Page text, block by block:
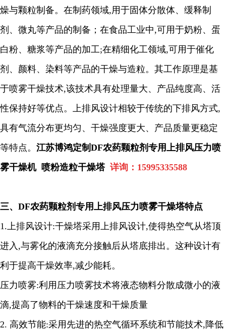
燥与颗粒制备。在制药领域,用于固体分散体、缓释制
剂、微丸等产品的制备 ； 在食品工业中,可用于奶粉、蛋
白粉、糖浆等产品的加工;在精细化工领域,可用于催化
剂、颜料、染料等产品的干燥与造粒。其工作原理是基
于喷雾干燥技术,该技术具有处理量大、产品纯度高、活
性保持好等优点。上排风设计相较于传统的下排风方式,
具有气流分布更均匀、 干燥强度更大、产品质量更稳定
等特点。 江苏博鸿定制DF农药颗粒剂专用上排风压力喷
雾干燥机 喷粉造粒干燥塔 详询： 15995335588
三、 DF农药颗粒剂专用上排风压力喷雾干燥塔特点
1.上排风设计:干燥塔采用上排风设计,使得热空气从塔顶
进入 ,与雾化的液滴充分接触后从塔底排出。这种设计有
利于提高干燥效率,减少能耗。
压力喷雾:利用压力喷雾技术将液态物料分散成微小的液
滴,提高了物料的干燥速度和干燥质量
2. 高效节能:采用先进的热空气循环系统和节能技术, 降低